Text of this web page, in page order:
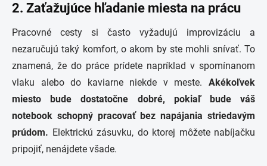
2. Zaťažujúce hľadanie miesta na prácu
Pracovné cesty si často vyžadujú improvizáciu a
nezaručujú taký komfort, o akom by ste mohli snívať. To
znamená, že do práce prídete napríklad v spomínanom
vlaku alebo do kaviarne niekde v meste. Akékoľvek
miesto bude dostatočne dobré, pokiaľ bude váš
notebook schopný pracovať bez napájania striedavým
prúdom. Elektrickú zásuvku, do ktorej môžete nabíjačku
pripojiť, nenájdete všade.